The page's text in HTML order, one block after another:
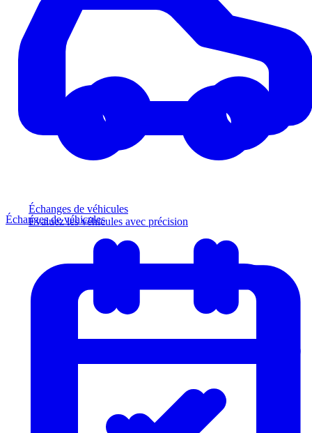
Échanges de véhicules
Évaluez les véhicules avec précision
Échanges de véhicules